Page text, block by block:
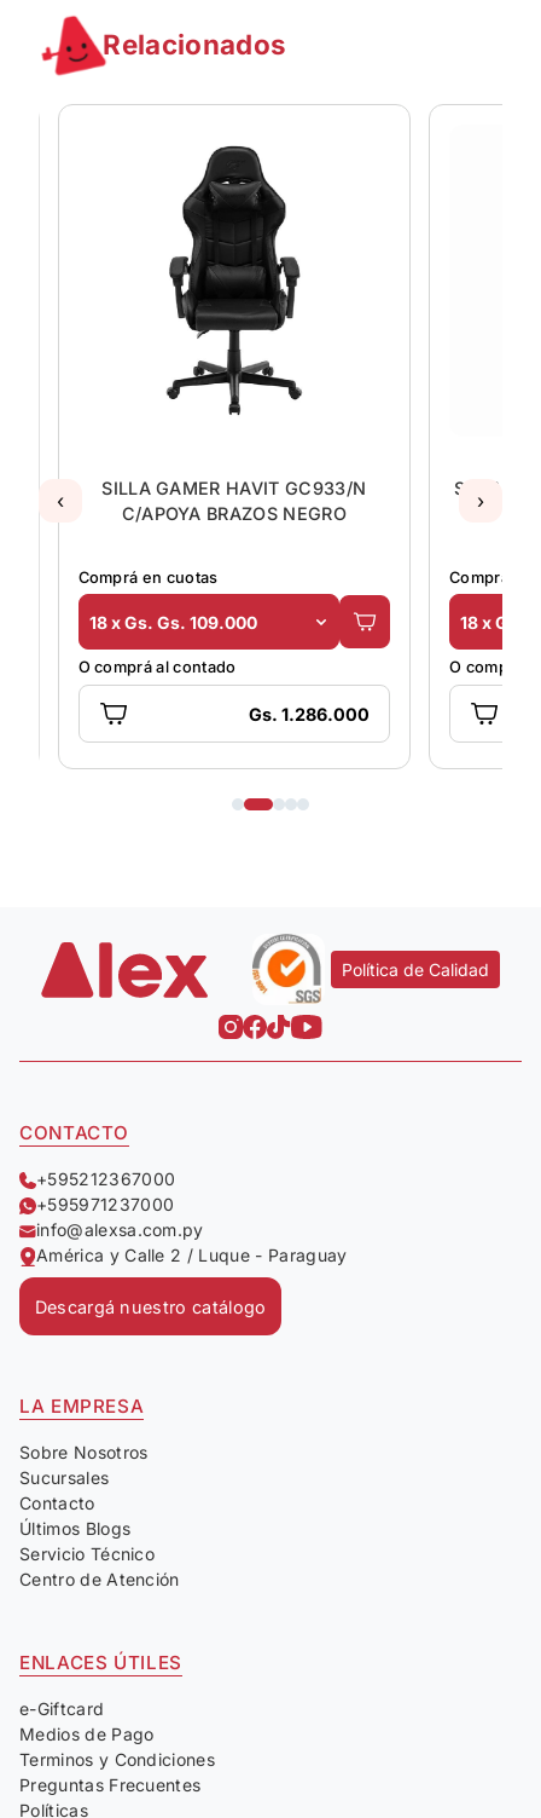
Relacionados
SILLA GAMER HAVIT GC933/N
C/APOYA BRAZOS NEGRO
Comprá en cuotas
18 x Gs. Gs. 109.000
O comprá al contado
Gs. 1.286.000
SILLA
Comprá en
18 x Gs.
O comprá
‹ ›
Política de Calidad
CONTACTO
+595212367000
+595971237000
info@alexsa.com.py
América y Calle 2 / Luque - Paraguay
Descargá nuestro catálogo
LA EMPRESA
Sobre Nosotros
Sucursales
Contacto
Últimos Blogs
Servicio Técnico
Centro de Atención
ENLACES ÚTILES
e-Giftcard
Medios de Pago
Terminos y Condiciones
Preguntas Frecuentes
Políticas